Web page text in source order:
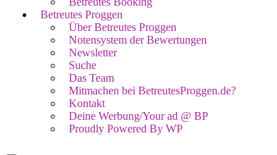
Betreutes Proggen
Über Betreutes Proggen
Notensystem der Bewertungen
Newsletter
Suche
Das Team
Mitmachen bei BetreutesProggen.de?
Kontakt
Deine Werbung/Your ad @ BP
Proudly Powered By WP